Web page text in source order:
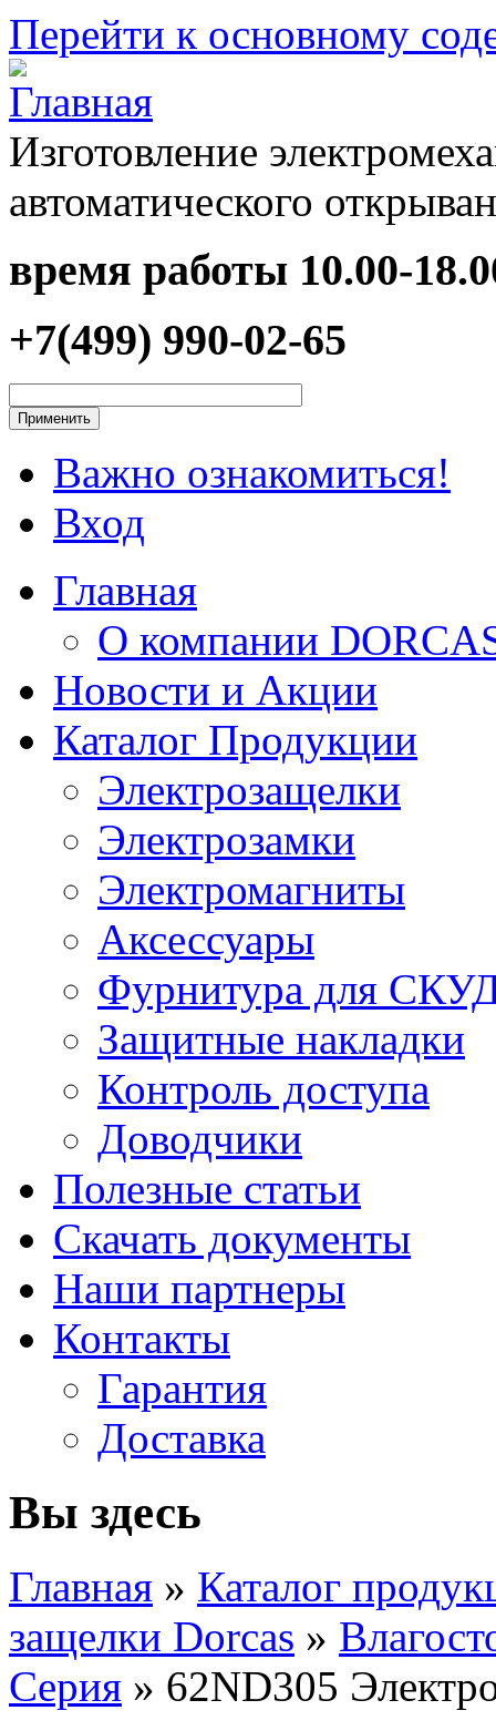
Перейти к основному
Изготовление
автоматического
время работы 10.00-
+7(499) 990-02-65
Важно ознакомиться!
Вход
Главная
О компании
Новости и Акции
Каталог Продукции
Электрозащелки
Электрозамки
Электромагниты
Аксессуары
Фурнитура для
Защитные накладки
Контроль доступа
Доводчики
Полезные статьи
Скачать документы
Наши партнеры
Контакты
Гарантия
Доставка
Вы здесь
Главная » Каталог
защелки Dorcas »
Серия » 62ND305